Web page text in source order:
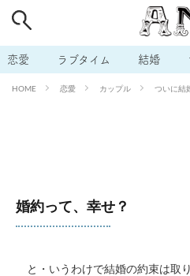
恋愛 ラブタイム 結婚
HOME 恋愛 カップル ついに結
婚約って、幸せ？
と・いうわけで結婚の約束は取
# 男の本音
# 不倫 # 出会う方法 #
# ラブグッズ # 体の相性